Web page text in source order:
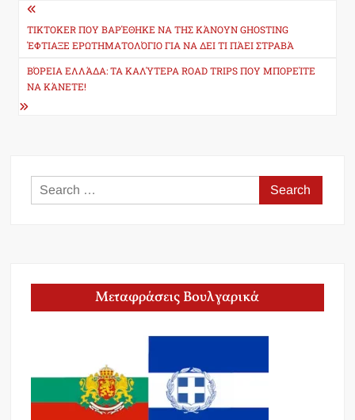
Post
navigation
TIKTOKER ΠΟΥ ΒΑΡΈΘΗΚΕ ΝΑ ΤΗΣ ΚΆΝΟΥΝ GHOSTING
ΈΦΤΙΑΞΕ ΕΡΩΤΗΜΑΤΟΛΌΓΙΟ ΓΙΑ ΝΑ ΔΕΙ ΤΙ ΠΆΕΙ ΣΤΡΑΒΆ
ΒΌΡΕΙΑ ΕΛΛΆΔΑ: ΤΑ ΚΑΛΎΤΕΡΑ ROAD TRIPS ΠΟΥ ΜΠΟΡΕΊΤΕ
ΝΑ ΚΆΝΕΤΕ!
Search
for:
Μεταφράσεις Βουλγαρικά